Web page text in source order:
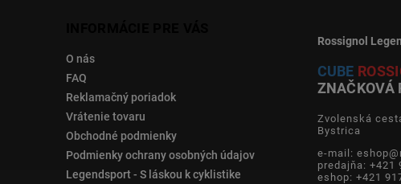
O nás
FAQ
Reklamačný poriadok
Vrátenie tovaru
Obchodné podmienky
Podmienky ochrany osobných údajov
Legendsport - S láskou k cyklistike
Rossignol
CUBE
ZNAČKOVÁ
Zvolenská
Bystrica
e-mail:
predajňa: +421
eshop: +421